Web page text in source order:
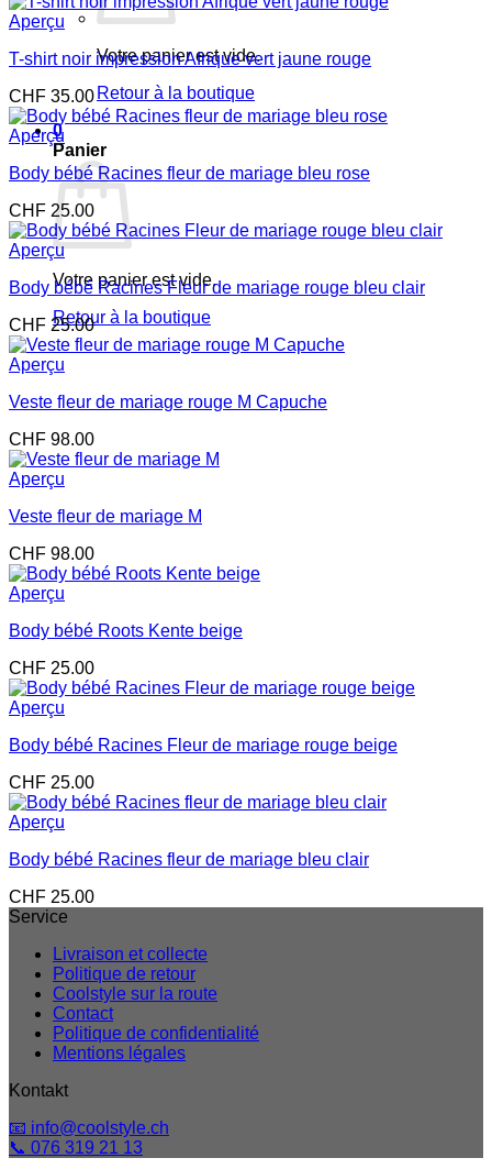
Votre panier est vide.
Retour à la boutique
0
Panier
Votre panier est vide.
Retour à la boutique
Aperçu
T-shirt noir impression Afrique vert jaune rouge
CHF 35.00
Aperçu
Body bébé Racines fleur de mariage bleu rose
CHF 25.00
Aperçu
Body bébé Racines Fleur de mariage rouge bleu clair
CHF 25.00
Aperçu
Veste fleur de mariage rouge M Capuche
CHF 98.00
Aperçu
Veste fleur de mariage M
CHF 98.00
Aperçu
Body bébé Roots Kente beige
CHF 25.00
Aperçu
Body bébé Racines Fleur de mariage rouge beige
CHF 25.00
Aperçu
Body bébé Racines fleur de mariage bleu clair
CHF 25.00
Service
Livraison et collecte
Politique de retour
Coolstyle sur la route
Contact
Politique de confidentialité
Mentions légales
Kontakt
📧 info@coolstyle.ch
📞 076 319 21 13